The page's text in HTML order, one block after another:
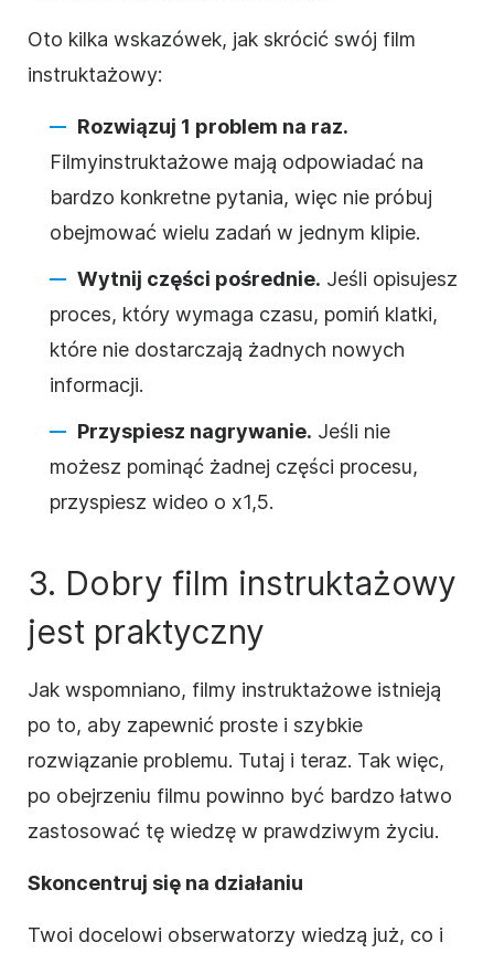
Oto kilka wskazówek, jak skrócić swój film
instruktażowy:
Rozwiązuj 1 problem na raz.
Filmyinstruktażowe mają odpowiadać na
bardzo konkretne pytania, więc nie próbuj
obejmować wielu zadań w jednym klipie.
Wytnij części pośrednie. Jeśli opisujesz
proces, który wymaga czasu, pomiń klatki,
które nie dostarczają żadnych nowych
informacji.
Przyspiesz nagrywanie. Jeśli nie
możesz pominąć żadnej części procesu,
przyspiesz wideo o x1,5.
3. Dobry film instruktażowy
jest praktyczny
Jak wspomniano, filmy instruktażowe istnieją
po to, aby zapewnić proste i szybkie
rozwiązanie problemu. Tutaj i teraz. Tak więc,
po obejrzeniu filmu powinno być bardzo łatwo
zastosować tę wiedzę w prawdziwym życiu.
Skoncentruj się na działaniu
Twoi docelowi obserwatorzy wiedzą już, co i